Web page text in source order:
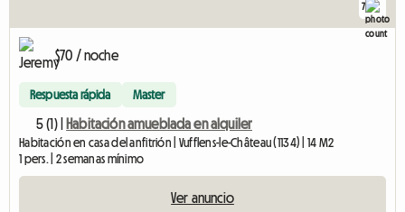
7
$70 / noche
Respuesta rápida Master
5 (1) | Habitación amueblada en alquiler
Habitación en casa del anfitrión | Vufflens-le-Château (1134) | 14 M2
1 pers. | 2 semanas mínimo
Ver anuncio